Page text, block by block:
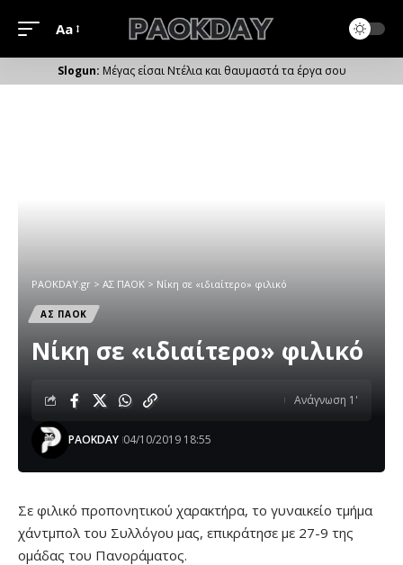
Μέγεθος
Γραμματοσειράς
Aa
Μέγας είσαι Ντέλια και θαυμαστά τα έργα σου
PAOKDAY.gr > ΑΣ ΠΑΟΚ > Νίκη σε «ιδιαίτερο» φιλικό
ΑΣ ΠΑΟΚ
Νίκη σε «ιδιαίτερο» φιλικό
PAOKDAY 04/10/2019 18:55
Ανάγνωση 1'
Σε φιλικό προπονητικού χαρακτήρα, το γυναικείο τμήμα
χάντμπολ του Συλλόγου μας, επικράτησε με 27-9 της
ομάδας του Πανοράματος.